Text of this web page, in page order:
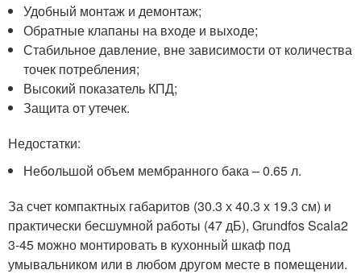
Удобный монтаж и демонтаж;
Обратные клапаны на входе и выходе;
Стабильное давление, вне зависимости от количества
точек потребления;
Высокий показатель КПД;
Защита от утечек.
Недостатки:
Небольшой объем мембранного бака – 0.65 л.
За счет компактных габаритов (30.3 х 40.3 х 19.3 см) и
практически бесшумной работы (47 дБ), Grundfos Scala2
3-45 можно монтировать в кухонный шкаф под
умывальником или в любом другом месте в помещении.